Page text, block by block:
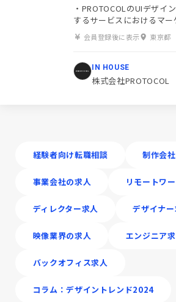
・PROTOCOLのUIデザイ
するサービスにおけるマ
会員登録後に表示 東京都
IN HOUSE
株式会社PROTOCOL
経験者向け転職相談 制作会
事業会社の求人 リモートワ
ディレクター求人 デザイナ
映像業界の求人 エンジニア
バックオフィス求人
コラム：デザイントレンド2024